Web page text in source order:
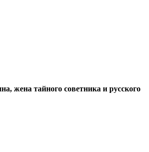
жена тайного советника и русского